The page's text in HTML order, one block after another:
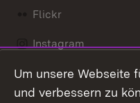
Flickr
Instagram
Social Wall
Um unsere Webseite
und verbessern zu